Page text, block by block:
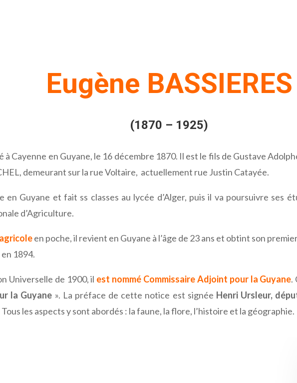
Eugène BASSIERES
(1870 – 1925)
à Cayenne en Guyane, le 16 décembre 1870. Il est le fils de Gustave
demeurant sur la rue Voltaire, actuellement rue Justin Catayée.
en Guyane et fait ss classes au lycée d’Alger, puis il va poursuivre ses
d’Agriculture.
en poche, il revient en Guyane à l’âge de 23 ans et obtint son
en 1894.
Universelle de 1900, il est nommé Commissaire Adjoint pour la Guyane.
la Guyane ». La préface de cette notice est signée Henri Ursleur,
les aspects y sont abordés : la faune, la flore, l’histoire et la géographie.